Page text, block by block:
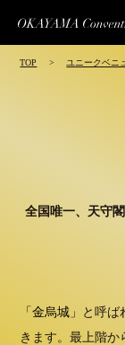
TOP ユニークベニ
全国唯一、天守
「金烏城」
と呼ば
きます。最上階か